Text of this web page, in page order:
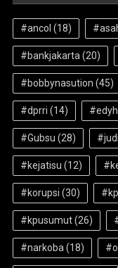
#ancol (18)
#bankjakarta (20)
#bobbynasution (45)
#dprri (14)
#Gubsu (28) #judi
#kejatisu (12)
#korupsi (30)
#kpusumut(26)
#narkoba (18)